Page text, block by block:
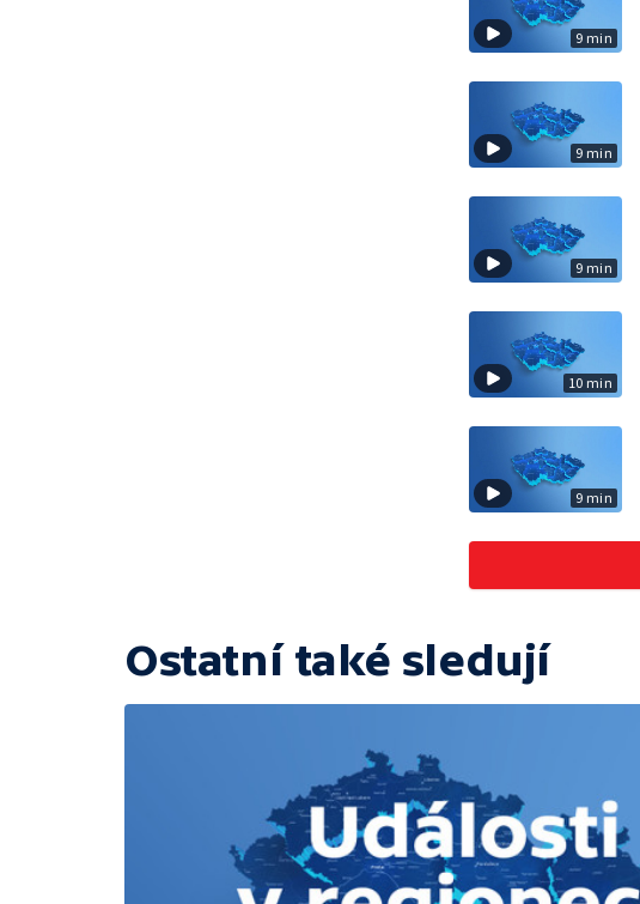
9 min
9 min
9 min
10 min
9 min
Ostatní také sledují